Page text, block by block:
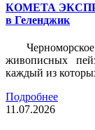
КОМЕТА
в Геленджик
живописных
каждый из
Подробнее
11.07.2026